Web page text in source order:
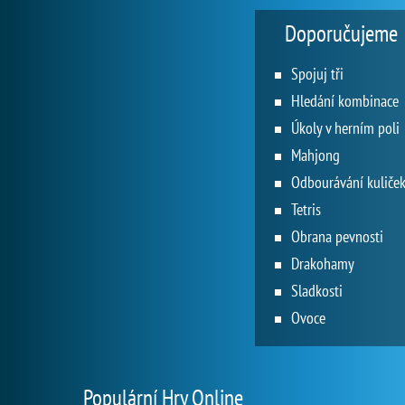
Doporučujeme
Spojuj tři
Hledání kombinace
Úkoly v herním poli
Mahjong
Odbourávání kuliček
Tetris
Obrana pevnosti
Drakohamy
Sladkosti
Ovoce
Populární Hry Online